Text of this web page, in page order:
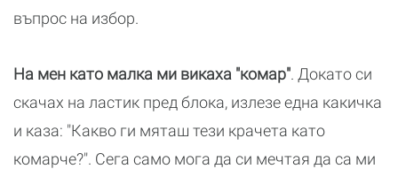
въпрос на избор.
На мен като малка ми викаха "комар". Докато си
скачах на ластик пред блока, излезе една какичка
и каза: "Какво ги мяташ тези крачета като
комарче?". Сега само мога да си мечтая да са ми